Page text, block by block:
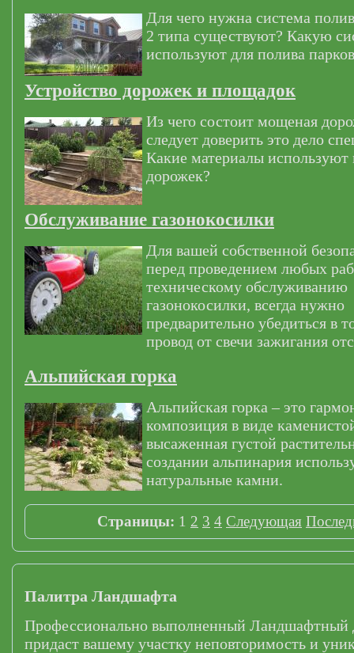
Для чего нужна система
2 типа существуют? Какую
используют для полива
Устройство дорожек и площадок
Из чего состоит мощеная
следует доверить это дело
Какие материалы
дорожек?
Обслуживание газонокосилки
Для вашей собственной
перед проведением любых
техническому обслуживанию
газонокосилки, всегда нужно
предварительно убедиться в
провод от свечи зажигания
Альпийская горка
Альпийская горка – это
композиция в виде
высаженная густой
создании альпинария
натуральные камни.
Страницы: 1 2 3 4 Следующая
Палитра Ландшафта
Профессионально выполненный Ландшафтный
придаст вашему участку неповторимость и